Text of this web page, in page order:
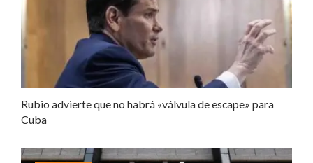
Rubio advierte que no habrá «válvula de escape» para
Cuba